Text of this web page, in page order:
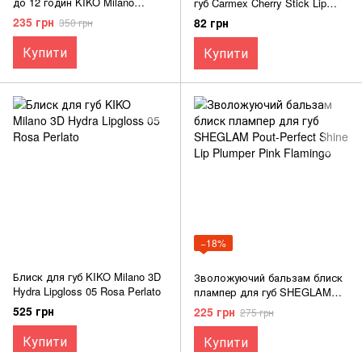
Beauty Essentials 3-In-1 12h
235 грн 350 грн
Купити
Balm SPF 15
82 грн
Купити
Блиск для губ KIKO Milano 3D
Hydra Lipgloss 05 Rosa Perlato
525 грн
Купити
−18%
Зволожуючий бальзам блиск
плампер для губ SHEGLAM
Pout-Perfect Shine Lip Plumper
Pink Flamingo
225 грн 275 грн
Купити